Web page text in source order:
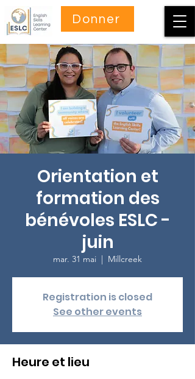
Donner
Orientation et
formation des
bénévoles ESLC -
juin
mar. 31 mai
  |
Millcreek
Registration is closed
See other events
Heure et lieu